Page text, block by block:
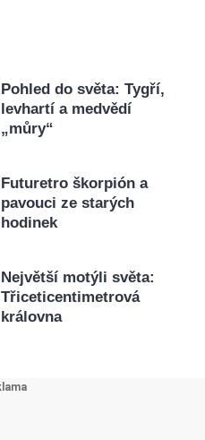
Pohled do světa: Tygří,
levhartí a medvědí
„můry“
Futuretro škorpión a
pavouci ze starých
hodinek
Největší motýli světa:
Třiceticentimetrová
královna